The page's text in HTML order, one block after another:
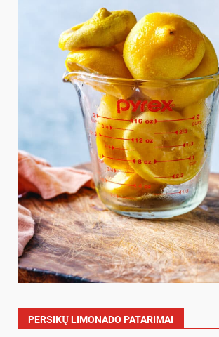
PERSIKŲ LIMONADO PATARIMAI